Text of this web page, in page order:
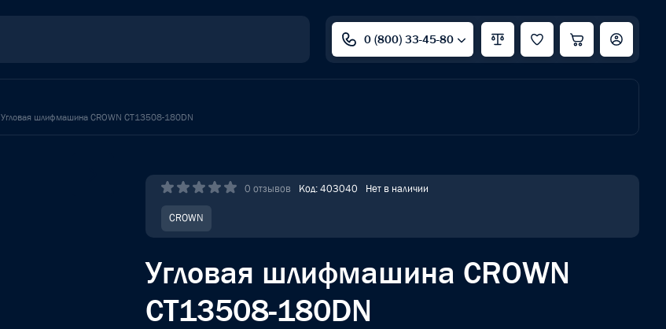
0 (800) 33-45-80
Угловая шлифмашина CROWN CT13508-180DN
0 отзывов Код: 403040 Нет в наличии
CROWN
Угловая шлифмашина CROWN
CT13508-180DN